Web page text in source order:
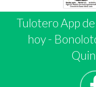
Tulotero App
hoy-